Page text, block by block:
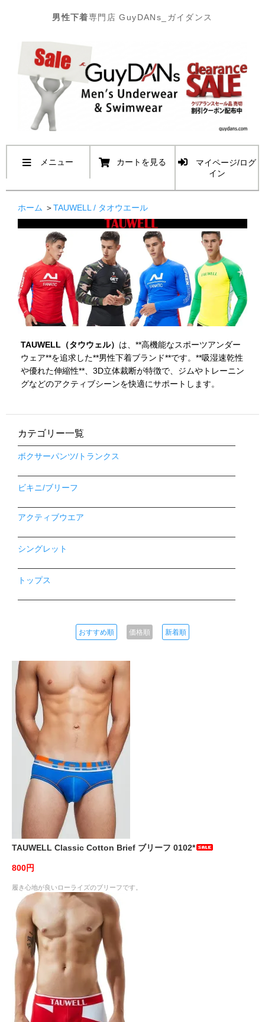
男性下着専門店 GuyDANs_ガイダンス
メニュー カートを見る
マイページ/ログ
イン
ホーム ＞TAUWELL / タオウエール
TAUWELL（タウウェル） は、**高機能なスポーツアンダー
ウェア**を追求した**男性下着ブランド**です。**吸湿速乾性
や優れた伸縮性**、3D立体裁断が特徴で、ジムやトレーニン
グなどのアクティブシーンを快適にサポートします。
カテゴリー一覧
ボクサーパンツ/トランクス
ビキニ/ブリーフ
アクティブウエア
シングレット
トップス
おすすめ順 価格順 新着順
TAUWELL Classic Cotton Brief ブリーフ 0102*
800円
履き心地が良いローライズのブリーフです。